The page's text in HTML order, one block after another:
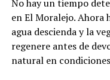
No hay un tiempo
en El Moralejo. Ahora
agua descienda y la
regenere antes de
natural en